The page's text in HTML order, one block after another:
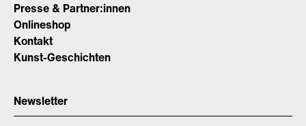
Presse & Partner:innen
Onlineshop
Kontakt
Kunst-Geschichten
Newsletter